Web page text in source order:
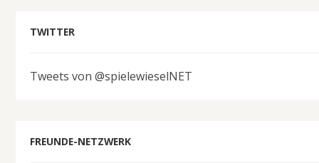
TWITTER
Tweets von @spielewieselNET
FREUNDE-NETZWERK